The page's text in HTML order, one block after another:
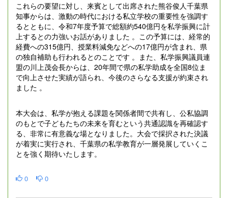
これらの要望に対し、来賓として出席された熊谷俊人千葉県
知事からは、激動の時代における私立学校の重要性を強調す
るとともに、令和7年度予算で総額約540億円を私学振興に計
上するとの力強いお話がありました 。この予算には、経常的
経費への315億円、授業料減免などへの17億円が含まれ、県
の独自補助も行われるとのことです 。また、私学振興議員連
盟の川上茂会長からは、20年間で県の私学助成を全国8位ま
で向上させた実績が語られ、今後のさらなる支援が約束され
ました 。
本大会は、私学が抱える課題を関係者間で共有し、公私協調
のもとで子どもたちの未来を育むという共通認識を再確認す
る、非常に有意義な場となりました。大会で採択された決議
が着実に実行され、千葉県の私学教育が一層発展していくこ
とを強く期待いたします。
0 0